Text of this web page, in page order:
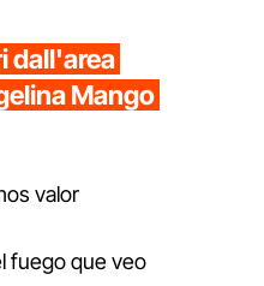
dall'area
Mango
valor
fuego que veo